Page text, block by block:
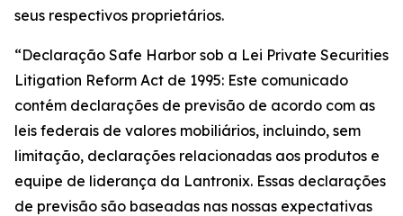
seus respectivos proprietários.
“Declaração Safe Harbor sob a Lei Private Securities
Litigation Reform Act de 1995: Este comunicado
contém declarações de previsão de acordo com as
leis federais de valores mobiliários, incluindo, sem
limitação, declarações relacionadas aos produtos e
equipe de liderança da Lantronix. Essas declarações
de previsão são baseadas nas nossas expectativas